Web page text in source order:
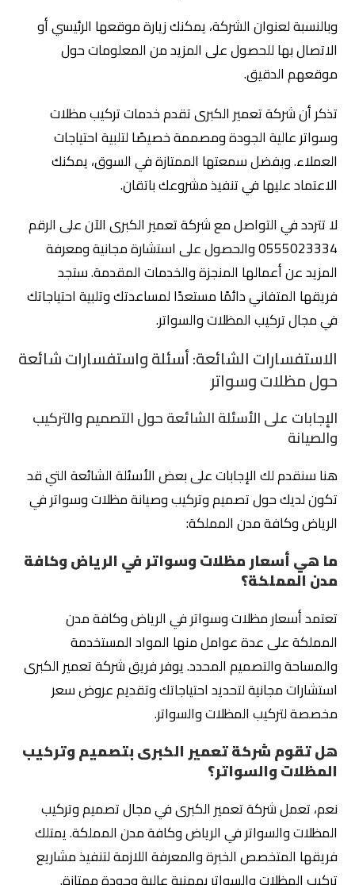
وبالنسبة لعنوان الشركة، يمكنك زيارة موقعها الرئيسي أو
الاتصال بها للحصول على المزيد من المعلومات حول
موقعهم الدقيق.
تذكر أن شركة تعمير الكبرى تقدم خدمات تركيب مظلات
وسواتر عالية الجودة ومصممة خصيصًا لتلبية احتياجات
العملاء. وبفضل سمعتها الممتازة في السوق، يمكنك
الاعتماد عليها في تنفيذ مشروعك باتقان.
لا تتردد في التواصل مع شركة تعمير الكبرى الآن على الرقم
0555023334 والحصول على استشارة مجانية ومعرفة
المزيد عن أعمالها المنجزة والخدمات المقدمة. ستجد
فريقها المتفاني دائمًا مستعدًا لمساعدتك وتلبية احتياجاتك
في مجال تركيب المظلات والسواتر.
الاستفسارات الشائعة: أسئلة واستفسارات شائعة
حول مظلات وسواتر
الإجابات على الأسئلة الشائعة حول التصميم والتركيب
والصيانة
هنا سنقدم لك الإجابات على بعض الأسئلة الشائعة التي قد
تكون لديك حول تصميم وتركيب وصيانة مظلات وسواتر في
الرياض وكافة مدن المملكة:
ما هي أسعار مظلات وسواتر في الرياض وكافة
مدن المملكة؟
تعتمد أسعار مظلات وسواتر في الرياض وكافة مدن
المملكة على عدة عوامل منها المواد المستخدمة
والمساحة والتصميم المحدد. يوفر فريق شركة تعمير الكبرى
استشارات مجانية لتحديد احتياجاتك وتقديم عروض سعر
مخصصة لتركيب المظلات والسواتر.
هل تقوم شركة تعمير الكبرى بتصميم وتركيب
المظلات والسواتر؟
نعم، تعمل شركة تعمير الكبرى في مجال تصميم وتركيب
المظلات والسواتر في الرياض وكافة مدن المملكة. يمتلك
فريقها المتخصص الخبرة والمعرفة اللازمة لتنفيذ مشاريع